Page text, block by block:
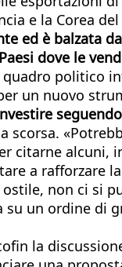
e la Corea
ed è balzata
dove le
politico
un nuovo
scorsa.
citarne alcuni,
a rafforzare
non ci si
su un ordine di
la